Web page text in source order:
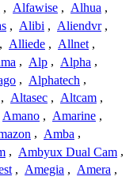
, Alfawise , Alhua ,
, Alibi , Aliendvr ,
, Alliede , Allnet ,
, Alp , Alpha ,
, Alphatech ,
, Altasec , Altcam ,
Amano , Amarine ,
, Amba ,
, Ambyux Dual Cam ,
, Amegia , Amera ,